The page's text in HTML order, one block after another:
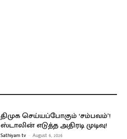
திமுக செய்யப்போகும் ‘சம்பவம்’!
ஸ்டாலின் எடுத்த அதிரடி முடிவு!
Sathiyam tv - August 6, 2026